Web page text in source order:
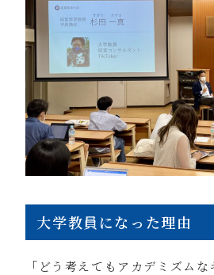
大学教員になった理由
「どう考えてもアカデミズム